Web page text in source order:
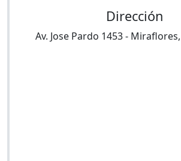
Dirección
Av. Jose Pardo 1453- Miraflores,